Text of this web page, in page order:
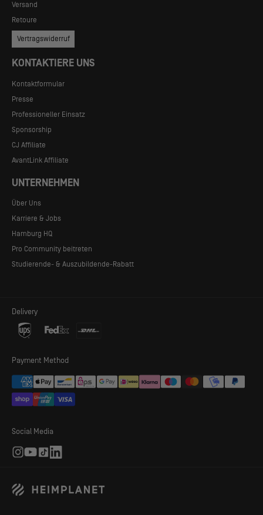
MEHR PLATZ, WENIGER GEWICHT
Dank einer neuen Variante unseres Inflatable Diamond Grid
(IDG) konnten wir beim Kirra effizienter mit den Streben des
Luftrahmens umgehen. Dies führt zu einem genauso
Versand
Retoure
Vertragswiderruf
KONTAKTIERE UNS
Kontaktformular
Presse
Professioneller Einsatz
Sponsorship
CJ Affiliate
AvantLink Affiliate
UNTERNEHMEN
Über Uns
Karriere & Jobs
Hamburg HQ
Pro Community beitreten
Studierende- & Auszubildende-Rabatt
Delivery
Payment Method
Social Media